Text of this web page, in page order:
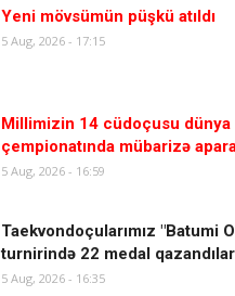
Yeni mövsümün püşkü atıldı
5 Aug, 2026 - 17:15
Millimizin 14 cüdoçusu dünya
çempionatında mübarizə
5 Aug, 2026 - 16:59
Taekvondoçularımız "Batumi
turnirində 22 medal qazandılar
5 Aug, 2026 - 16:35